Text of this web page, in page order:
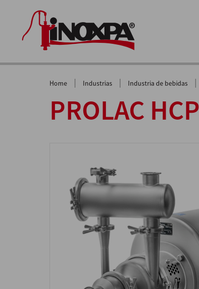
Home | Industrias | Industria de bebidas |
PROLAC